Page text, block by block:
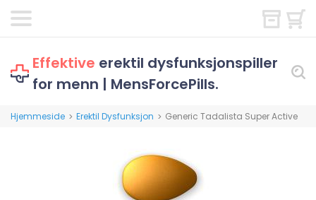
Effektive erektil dysfunksjonspiller
for menn | MensForcePills.
Hjemmeside > Erektil Dysfunksjon > Generic Tadalista Super Active